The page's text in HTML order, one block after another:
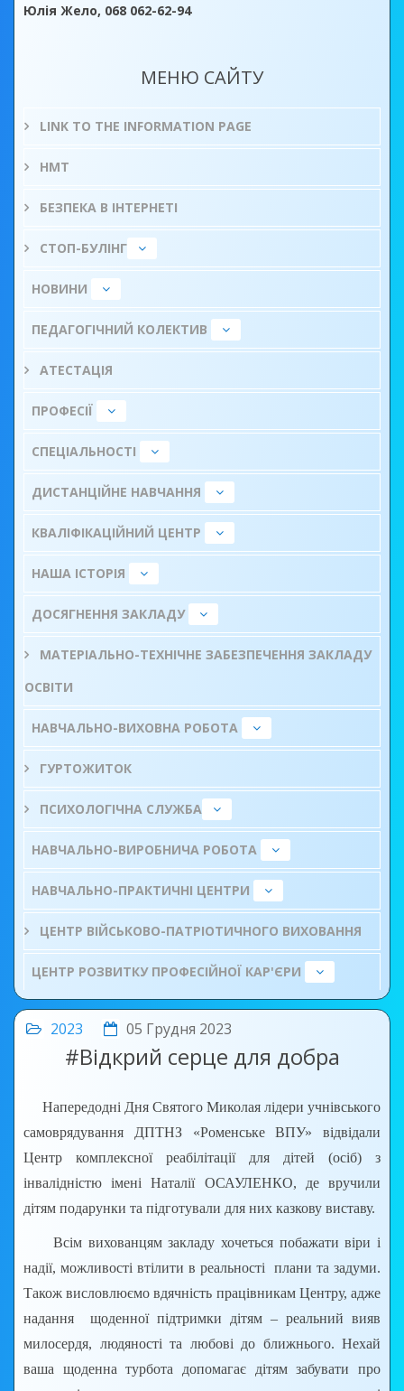
Юлія Жело, 068 062-62-94
МЕНЮ САЙТУ
LINK TO THE INFORMATION PAGE
НМТ
БЕЗПЕКА В ІНТЕРНЕТІ
СТОП-БУЛІНГ
НОВИНИ
ПЕДАГОГІЧНИЙ КОЛЕКТИВ
АТЕСТАЦІЯ
ПРОФЕСІЇ
СПЕЦІАЛЬНОСТІ
ДИСТАНЦІЙНЕ НАВЧАННЯ
КВАЛІФІКАЦІЙНИЙ ЦЕНТР
НАША ІСТОРІЯ
ДОСЯГНЕННЯ ЗАКЛАДУ
МАТЕРІАЛЬНО-ТЕХНІЧНЕ ЗАБЕЗПЕЧЕННЯ ЗАКЛАДУ
ОСВІТИ
НАВЧАЛЬНО-ВИХОВНА РОБОТА
ГУРТОЖИТОК
ПСИХОЛОГІЧНА СЛУЖБА
НАВЧАЛЬНО-ВИРОБНИЧА РОБОТА
НАВЧАЛЬНО-ПРАКТИЧНІ ЦЕНТРИ
ЦЕНТР ВІЙСЬКОВО-ПАТРІОТИЧНОГО ВИХОВАННЯ
ЦЕНТР РОЗВИТКУ ПРОФЕСІЙНОЇ КАР'ЄРИ
2023 05 Грудня 2023
#Відкрий серце для добра
Напередодні Дня Святого Миколая лідери учнівського
самоврядування ДПТНЗ «Роменське ВПУ» відвідали
Центр комплексної реабілітації для дітей (осіб) з
інвалідністю імені Наталії ОСАУЛЕНКО, де вручили
дітям подарунки та підготували для них казкову виставу.
Всім вихованцям закладу хочеться побажати віри і
надії, можливості втілити в реальності плани та задуми.
Також висловлюємо вдячність працівникам Центру, адже
надання щоденної підтримки дітям – реальний вияв
милосердя, людяності та любові до ближнього. Нехай
ваша щоденна турбота допомагає дітям забувати про